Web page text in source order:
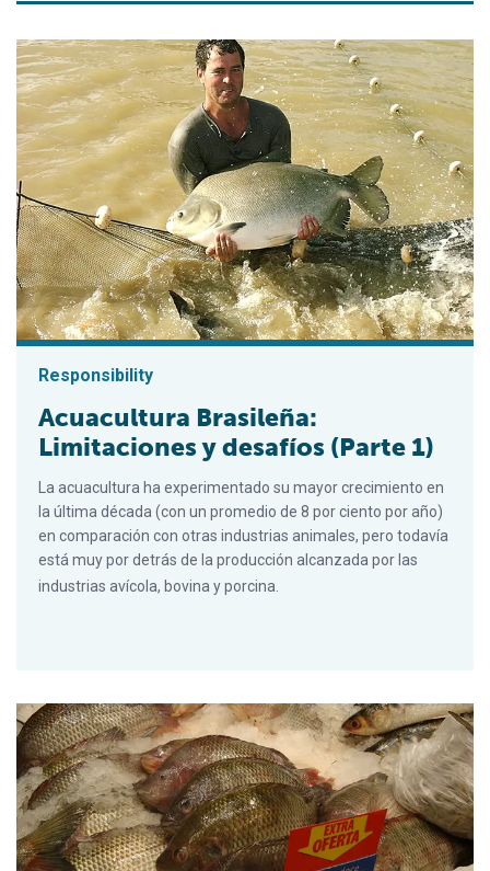
Responsibility
Acuacultura Brasileña:
Limitaciones y desafíos (Parte 1)
La acuacultura ha experimentado su mayor crecimiento en
la última década (con un promedio de 8 por ciento por año)
en comparación con otras industrias animales, pero todavía
está muy por detrás de la producción alcanzada por las
industrias avícola, bovina y porcina.